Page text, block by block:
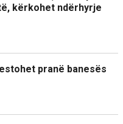
kërkohet ndërhyrje
pranë banesës